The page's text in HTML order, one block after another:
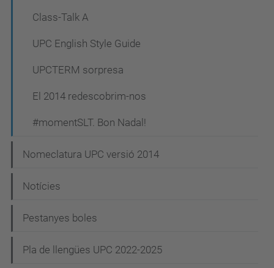
Class-Talk A
UPC English Style Guide
UPCTERM sorpresa
El 2014 redescobrim-nos
#momentSLT. Bon Nadal!
Nomeclatura UPC versió 2014
Notícies
Pestanyes boles
Pla de llengües UPC 2022-2025